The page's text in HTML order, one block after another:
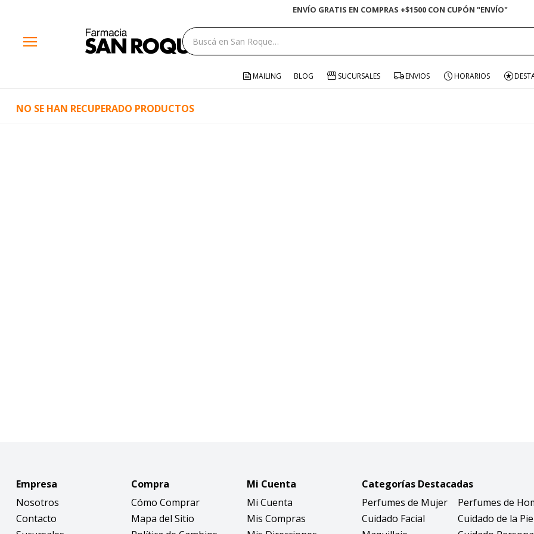
ENVÍO GRATIS EN COMPRAS +$1500 CON CUPÓN "ENVÍO"
menu
MAILING BLOG SUCURSALES ENVIOS HORARIOS
NO SE HAN RECUPERADO PRODUCTOS
Empresa
Nosotros
Contacto
Compra
Cómo Comprar
Mapa del Sitio
Mi Cuenta
Mi Cuenta
Mis Compras
Categorías Destacadas
Perfumes de Mujer
Perfumes de
Cuidado Facial
Cuidado de la
close
storefront
help